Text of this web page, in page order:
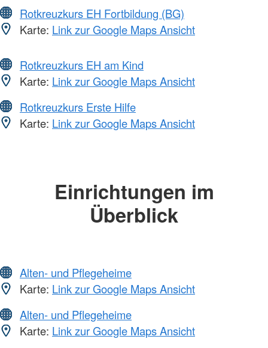
Rotkreuzkurs EH Fortbildung (BG)
Karte: Link zur Google Maps Ansicht
Rotkreuzkurs EH am Kind
Karte: Link zur Google Maps Ansicht
Rotkreuzkurs Erste Hilfe
Karte: Link zur Google Maps Ansicht
Einrichtungen im
Überblick
Alten- und Pflegeheime
Karte: Link zur Google Maps Ansicht
Alten- und Pflegeheime
Karte: Link zur Google Maps Ansicht